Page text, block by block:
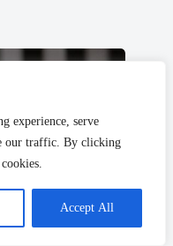
experience, serve
our traffic. By clicking
Accept All